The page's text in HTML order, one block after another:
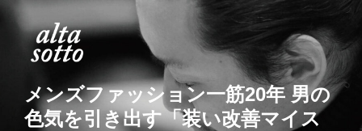
メンズファッション一筋20年 男の
色気を引き出す「装い改善マイス